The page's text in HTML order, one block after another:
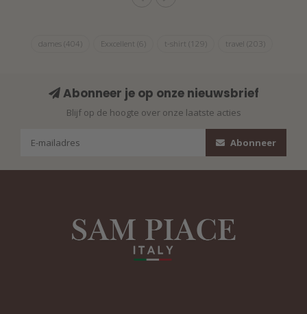
dames (404) Exxcellent (6) t-shirt (129) travel (203)
Abonneer je op onze nieuwsbrief
Blijf op de hoogte over onze laatste acties
Abonneer